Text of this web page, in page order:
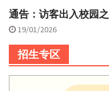
通告：访客出入校园
19/01/2026
招生专区